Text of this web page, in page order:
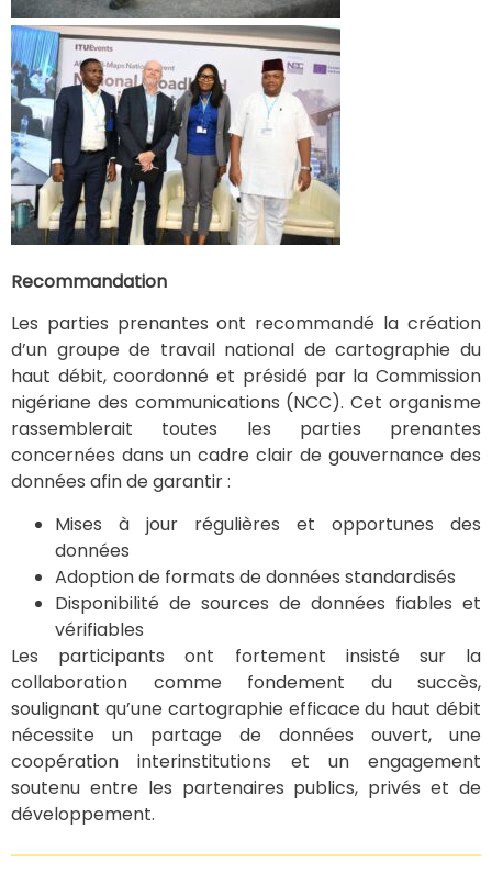
Recommandation
Les parties prenantes ont recommandé la création
d’un groupe de travail national de cartographie du
haut débit, coordonné et présidé par la Commission
nigériane des communications (NCC). Cet organisme
rassemblerait toutes les parties prenantes
concernées dans un cadre clair de gouvernance des
données afin de garantir :
Mises à jour régulières et opportunes des
données
Adoption de formats de données standardisés
Disponibilité de sources de données fiables et
vérifiables
Les participants ont fortement insisté sur la
collaboration comme fondement du succès,
soulignant qu’une cartographie efficace du haut débit
nécessite un partage de données ouvert, une
coopération interinstitutions et un engagement
soutenu entre les partenaires publics, privés et de
développement.